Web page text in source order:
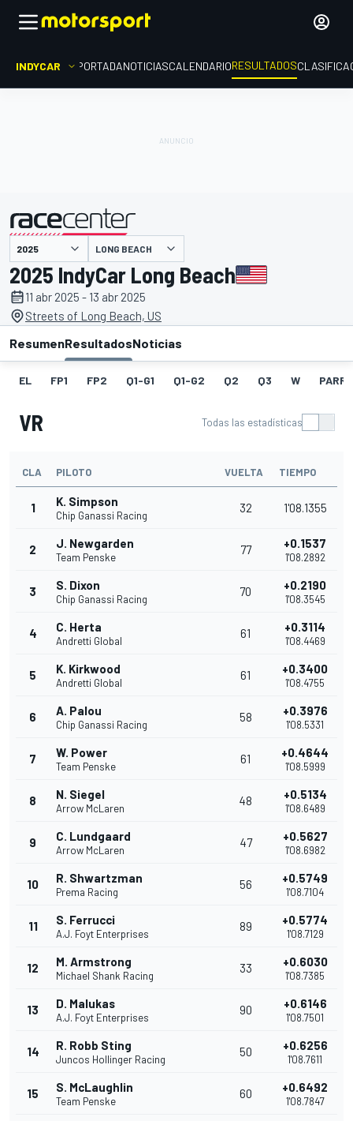
INDYCAR PORTADANOTICIASCALENDARIORESULTADOS
presentado por LONG BEACH
2025 IndyCar Long Beach
11 abr 2025 - 13 abr 2025
Streets of Long Beach, US
ResumenResultadosNoticias
EL FP1 FP2 Q1-G1 Q1-G2 Q2 Q3 W
VR Todas las estadísticas
CLA PILOTO VUELTA TIEMPO
1 K. Simpson
Chip Ganassi Racing
32 1'08.1355
2 J. Newgarden
Team Penske
77 +0.1537
1'08.2892
3 S. Dixon
Chip Ganassi Racing
70 +0.2190
1'08.3545
4 C. Herta
Andretti Global
61 +0.3114
1'08.4469
5 K. Kirkwood
Andretti Global
61 +0.3400
1'08.4755
6 A. Palou
Chip Ganassi Racing
58 +0.3976
1'08.5331
7 W. Power
Team Penske
61 +0.4644
1'08.5999
8 N. Siegel
Arrow McLaren
48 +0.5134
1'08.6489
9 C. Lundgaard
Arrow McLaren
47 +0.5627
1'08.6982
10 R. Shwartzman
Prema Racing
56 +0.5749
1'08.7104
11 S. Ferrucci
A.J. Foyt Enterprises
89 +0.5774
1'08.7129
12 M. Armstrong
Michael Shank Racing
33 +0.6030
1'08.7385
13 D. Malukas
A.J. Foyt Enterprises
90 +0.6146
1'08.7501
14 R. Robb Sting
Juncos Hollinger Racing
50 +0.6256
1'08.7611
15 S. McLaughlin
Team Penske
60 +0.6492
1'08.7847